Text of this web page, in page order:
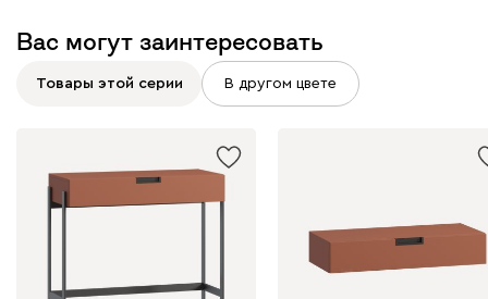
Вас могут заинтересовать
Товары этой серии В другом цвете